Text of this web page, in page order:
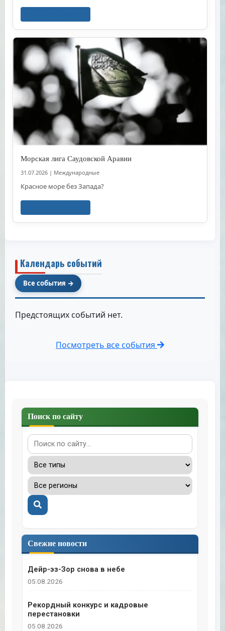
Морская лига Саудовской Аравии
31.07.2026 | Международные
Красное море без Запада?
Календарь событий
Все события
Предстоящих событий нет.
Посмотреть все события
Поиск по сайту
Поиск
Свежие новости
Дейр-эз-Зор снова в небе
05.08.2026
Рекордный конкурс и кадровые
перестановки
05.08.2026